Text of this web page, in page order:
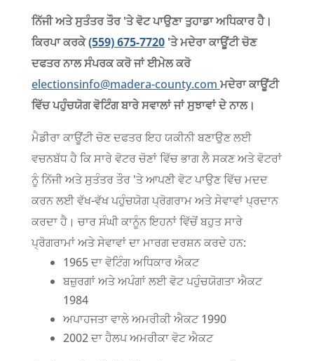
ਨਿੱਜੀ ਅਤੇ ਸੁਤੰਤਰ ਤੌਰ 'ਤੇ ਵੋਟ ਪਾਉਣਾ ਤੁਹਾਡਾ ਅਧਿਕਾਰ ਹੈ।
ਕਿਰਪਾ ਕਰਕੇ(559) 675-7720'ਤੇ ਮਦੇਰਾ ਕਾਊਂਟੀ ਚੋਣ
ਦਫਤਰ ਨਾਲ ਸੰਪਰਕ ਕਰੋ ਜਾਂ ਈਮੇਲ ਕਰੋ
electionsinfo@madera-county.com ਮਦੇਰਾ ਕਾਊਂਟੀ
ਵਿੱਚ ਪਹੁੰਚਯੋਗ ਵੋਟਿੰਗ ਬਾਰੇ ਸਵਾਲਾਂ ਜਾਂ ਸੁਝਾਵਾਂ ਦੇ ਨਾਲ।
ਮੈਡੀਰਾ ਕਾਊਂਟੀ ਚੋਣ ਦਫਤਰ ਇਹ ਯਕੀਨੀ ਬਣਾਉਣ ਲਈ
ਵਚਨਬੱਧ ਹੈ ਕਿ ਸਾਰੇ ਵੋਟਰ ਚੋਣਾਂ ਵਿੱਚ ਭਾਗ ਲੈ ਸਕਣ ਅਤੇ ਵੋਟਰਾਂ
ਨੂੰ ਨਿੱਜੀ ਅਤੇ ਸੁਤੰਤਰ ਤੌਰ 'ਤੇ ਆਪਣੀ ਵੋਟ ਪਾਉਣ ਵਿੱਚ ਮਦਦ
ਕਰਨ ਲਈ ਵੱਖ-ਵੱਖ ਪਹੁੰਚਯੋਗ ਪ੍ਰੋਗਰਾਮ ਅਤੇ ਸੇਵਾਵਾਂ ਪ੍ਰਦਾਨ
ਕਰਦਾ ਹੈ। ਚਾਰ ਸੰਘੀ ਕਾਨੂੰਨ ਇਹਨਾਂ ਵਿੱਚੋਂ ਬਹੁਤ ਸਾਰੇ
ਪ੍ਰੋਗਰਾਮਾਂ ਅਤੇ ਸੇਵਾਵਾਂ ਦਾ ਮਾਰਗ ਦਰਸ਼ਨ ਕਰਦੇ ਹਨ:
1965 ਦਾ ਵੋਟਿੰਗ ਅਧਿਕਾਰ ਐਕਟ
ਬਜ਼ੁਰਗਾਂ ਅਤੇ ਅਪੰਗਾਂ ਲਈ ਵੋਟ ਪਹੁੰਚਯੋਗਤਾ ਐਕਟ
1984
ਅਪਾਹਜਤਾ ਵਾਲੇ ਅਮਰੀਕੀ ਐਕਟ 1990
2002 ਦਾ ਹੈਲਪ ਅਮਰੀਕਾ ਵੋਟ ਐਕਟ